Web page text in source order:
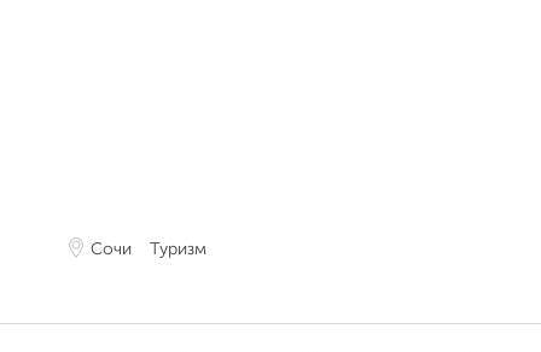
Сочи Туризм